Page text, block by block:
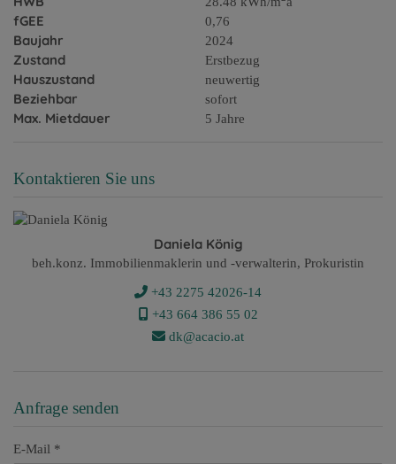
fGEE 0,76
Baujahr 2024
Zustand Erstbezug
Hauszustand neuwertig
Beziehbar sofort
Max. Mietdauer 5 Jahre
Kontaktieren Sie uns
Daniela König
beh.konz. Immobilienmaklerin und -verwalterin, Prokuristin
+43 2275 42026-14
+43 ​664 386 55 02
dk@acacio.at
Anfrage senden
E-Mail